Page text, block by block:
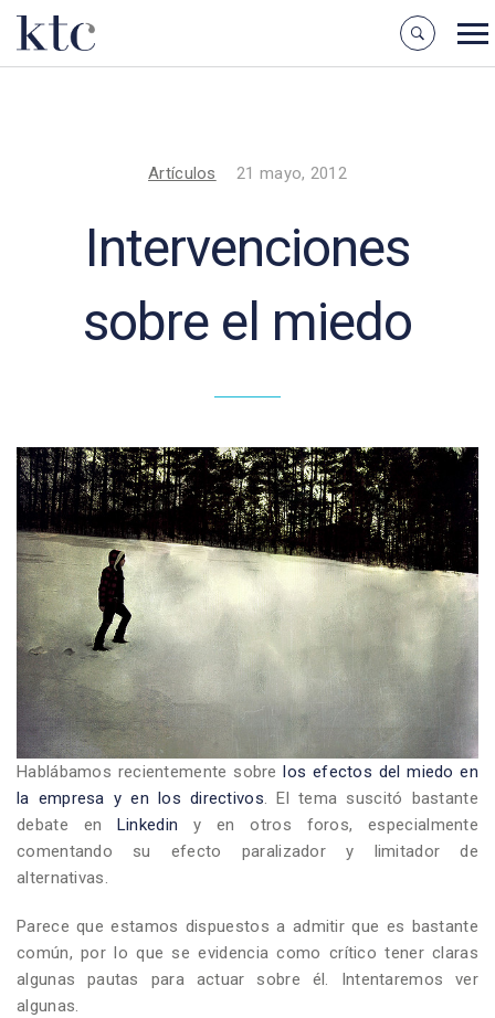
Artículos 21 mayo, 2012
Intervenciones
sobre el miedo
Hablábamos recientemente sobrelos efectos del miedo en
la empresa y en los directivos. El tema suscitó bastante
debate en Linkedin y en otros foros, especialmente
comentando su efecto paralizador y limitador de
alternativas.
Parece que estamos dispuestos a admitir que es bastante
común, por lo que se evidencia como crítico tener claras
algunas pautas para actuar sobre él. Intentaremos ver
algunas.